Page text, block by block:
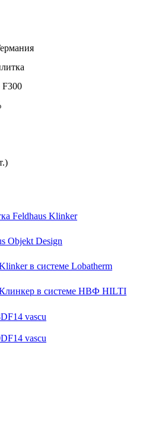
F300
Feldhaus Klinker
Objekt Design
в системе Lobatherm
в системе НВФ HILTI
vascu
vascu